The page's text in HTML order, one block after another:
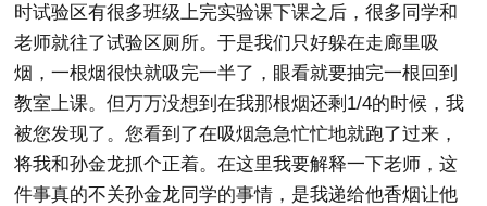
时试验区有很多班级上完实验课下课之后，很多同学和
老师就往了试验区厕所。于是我们只好躲在走廊里吸
烟，一根烟很快就吸完一半了，眼看就要抽完一根回到
教室上课。但万万没想到在我那根烟还剩1/4的时候，我
被您发现了。您看到了在吸烟急急忙忙地就跑了过来，
将我和孙金龙抓个正着。在这里我要解释一下老师，这
件事真的不关孙金龙同学的事情，是我递给他香烟让他